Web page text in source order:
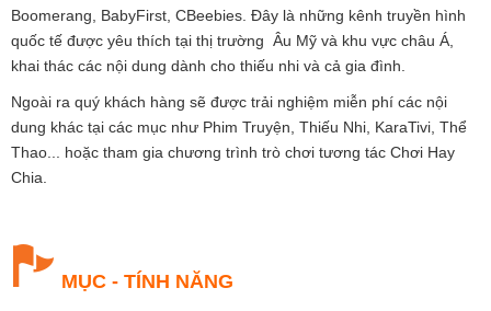
Boomerang, BabyFirst, CBeebies. Đây là những kênh truyền hình
quốc tế được yêu thích tại thị trường Âu Mỹ và khu vực châu Á,
khai thác các nội dung dành cho thiếu nhi và cả gia đình.
Ngoài ra quý khách hàng sẽ được trải nghiệm miễn phí các nội
dung khác tại các mục như Phim Truyện, Thiếu Nhi, KaraTivi, Thể
Thao... hoặc tham gia chương trình trò chơi tương tác Chơi Hay
Chia.
MỤC - TÍNH NĂNG